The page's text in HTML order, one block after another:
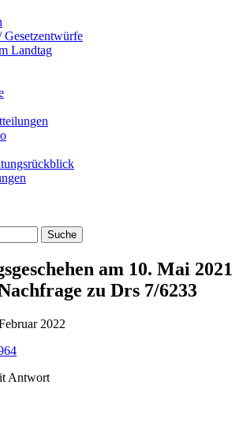
Gesetzentwürfe
Landtag
am 10. Mai 2021
zu Drs 7/6233
2022
Antwort